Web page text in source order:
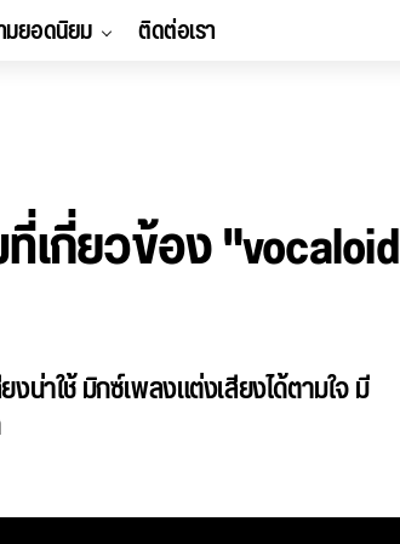
ยอดนิยม ติดต่อเรา
เกี่ยวข้อง
น่าใช้ มิกซ์เพลงแต่งเสียงได้ตามใจ มี